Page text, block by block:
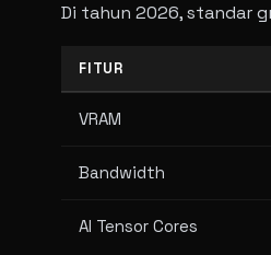
Di tahun 2026, standar
FITUR
VRAM
Bandwidth
AI Tensor Cores